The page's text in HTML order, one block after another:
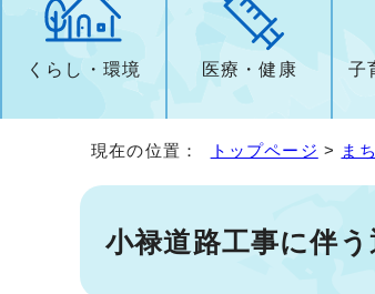
くらし・環境 医療・健康
子
現在の位置： トップページ > ま
小禄道路工事に伴